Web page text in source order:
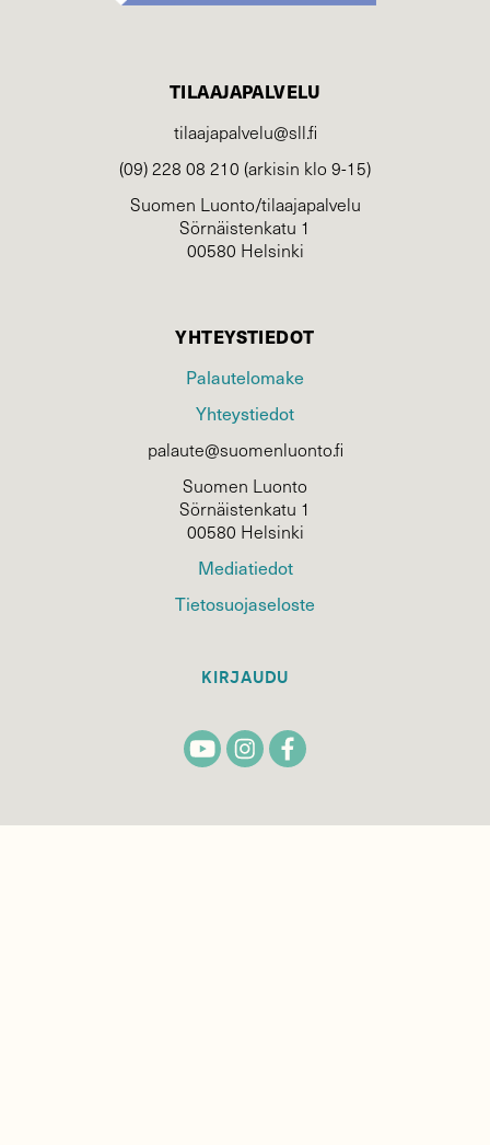
TILAAJAPALVELU
tilaajapalvelu@sll.fi
(09) 228 08 210 (arkisin klo 9-15)
Suomen Luonto/tilaajapalvelu
Sörnäistenkatu 1
00580 Helsinki
YHTEYSTIEDOT
Palautelomake
Yhteystiedot
palaute@suomenluonto.fi
Suomen Luonto
Sörnäistenkatu 1
00580 Helsinki
Mediatiedot
Tietosuojaseloste
KIRJAUDU